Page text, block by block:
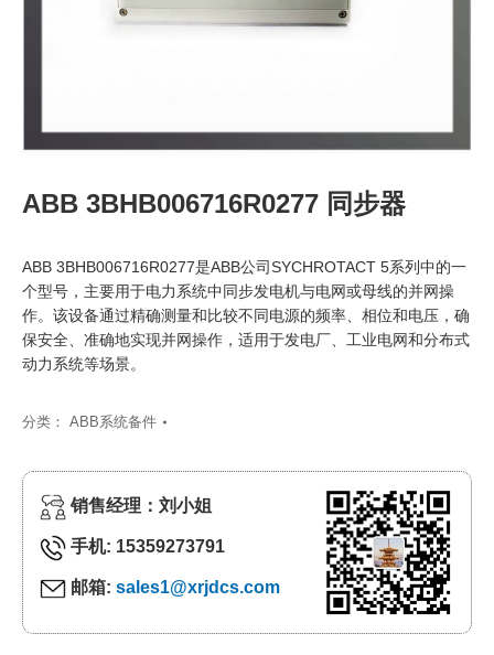
ABB 3BHB006716R0277 同步器
ABB 3BHB006716R0277是ABB公司SYCHROTACT 5系列中的一
个型号，主要用于电力系统中同步发电机与电网或母线的并网操
作。该设备通过精确测量和比较不同电源的频率、相位和电压，确
保安全、准确地实现并网操作，适用于发电厂、工业电网和分布式
动力系统等场景。
分类： ABB系统备件
销售经理：刘小姐
手机: 15359273791
邮箱: sales1@xrjdcs.com